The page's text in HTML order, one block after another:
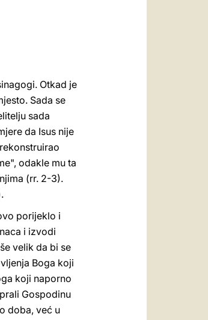
Otkad je
Sada se
sada
da Isus nije
odakle mu ta
(rr. 2-3).
porijeklo i
i izvodi
velik da bi se
Boga koji
koji naporno
Gospodinu
doba, već u